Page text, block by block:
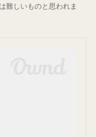
難しいものと思われま